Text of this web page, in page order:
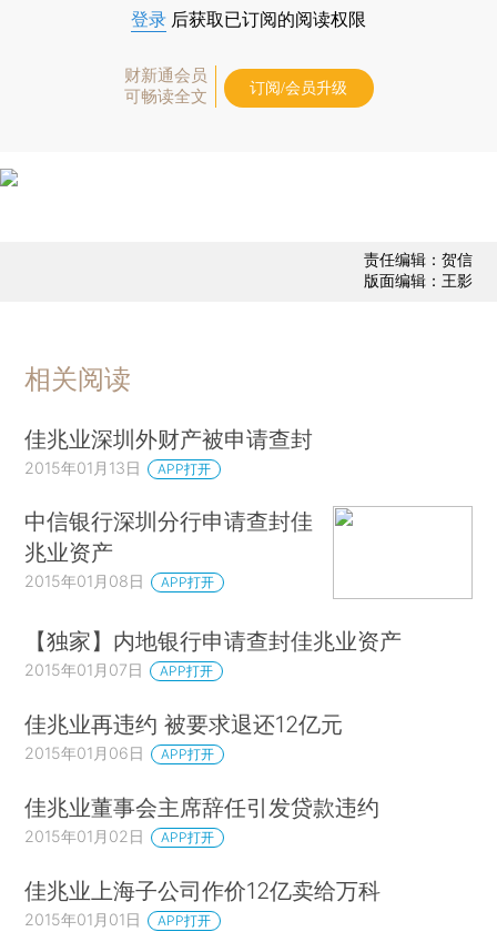
登录 后获取已订阅的阅读权限
财新通会员
可畅读全文
订阅/会员升级
责任编辑：贺信
版面编辑：王影
相关阅读
佳兆业深圳外财产被申请查封
2015年01月13日 APP打开
中信银行深圳分行申请查封佳
兆业资产
2015年01月08日 APP打开
【独家】内地银行申请查封佳兆业资产
2015年01月07日 APP打开
佳兆业再违约 被要求退还12亿元
2015年01月06日 APP打开
佳兆业董事会主席辞任引发贷款违约
2015年01月02日 APP打开
佳兆业上海子公司作价12亿卖给万科
2015年01月01日 APP打开